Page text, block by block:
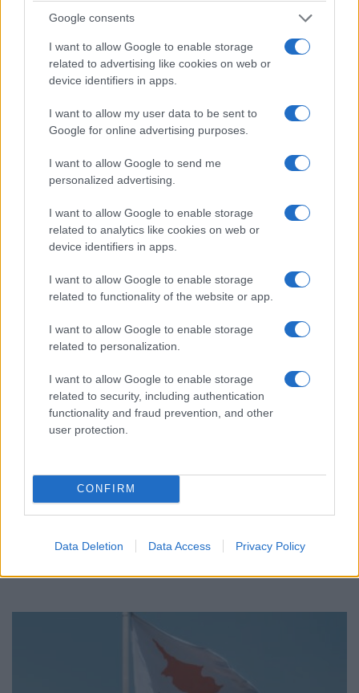
Google consents
I want to allow Google to enable storage
related to advertising like cookies on web or
device identifiers in apps.
I want to allow my user data to be sent to
Google for online advertising purposes.
I want to allow Google to send me
personalized advertising.
I want to allow Google to enable storage
related to analytics like cookies on web or
device identifiers in apps.
I want to allow Google to enable storage
related to functionality of the website or app.
I want to allow Google to enable storage
related to personalization.
I want to allow Google to enable storage
related to security, including authentication
functionality and fraud prevention, and other
user protection.
CONFIRM
Data Deletion Data Access Privacy Policy
«Η Καλαμαριά δεν ξεχνά»: Συγκίνηση στις
εκδηλώσεις μνήμης για την Κύπρο – Τιμή στον
ήρωα Αθανάσιο Φωτόπουλο
5/07/2026 - 11:08μμ
Κύπρος: Πατέρας τεσσάρων παιδιών ο
αστυνομικός που πυροβόλησε τη σύζυγό του –
«Μου έκανε νόημα ότι ήθελε βοήθεια»